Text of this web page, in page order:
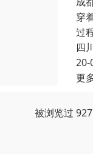
穿
过
四
20-
更
被浏览过